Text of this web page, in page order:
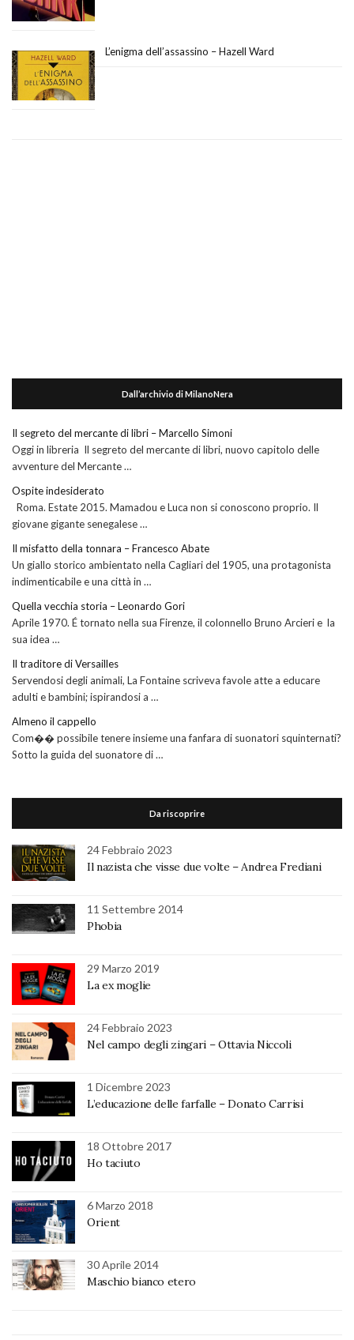
L’enigma dell’assassino – Hazell Ward
Dall’archivio di MilanoNera
Il segreto del mercante di libri – Marcello Simoni
Oggi in libreria Il segreto del mercante di libri, nuovo capitolo delle
avventure del Mercante …
Ospite indesiderato
Roma. Estate 2015. Mamadou e Luca non si conoscono proprio. Il
giovane gigante senegalese …
Il misfatto della tonnara – Francesco Abate
Un giallo storico ambientato nella Cagliari del 1905, una protagonista
indimenticabile e una città in …
Quella vecchia storia – Leonardo Gori
Aprile 1970. É tornato nella sua Firenze, il colonnello Bruno Arcieri e la
sua idea …
Il traditore di Versailles
Servendosi degli animali, La Fontaine scriveva favole atte a educare
adulti e bambini; ispirandosi a …
Almeno il cappello
Com�� possibile tenere insieme una fanfara di suonatori squinternati?
Sotto la guida del suonatore di …
Da riscoprire
24 Febbraio 2023
Il nazista che visse due volte – Andrea Frediani
11 Settembre 2014
Phobia
29 Marzo 2019
La ex moglie
24 Febbraio 2023
Nel campo degli zingari – Ottavia Niccoli
1 Dicembre 2023
L’educazione delle farfalle – Donato Carrisi
18 Ottobre 2017
Ho taciuto
6 Marzo 2018
Orient
30 Aprile 2014
Maschio bianco etero